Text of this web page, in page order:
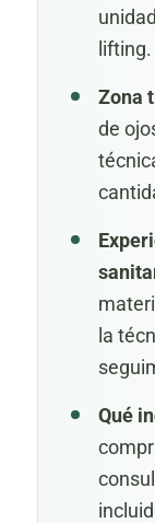
lifting.
Zona
de
la
Qué